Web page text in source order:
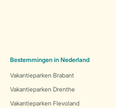
Bestemmingen in Nederland
Vakantieparken Brabant
Vakantieparken Drenthe
Vakantieparken Flevoland